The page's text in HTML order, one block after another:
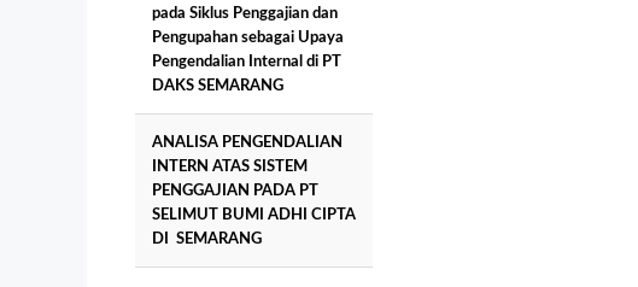
pada Siklus Penggajian dan
Pengupahan sebagai Upaya
Pengendalian Internal di PT
DAKS SEMARANG
ANALISA PENGENDALIAN
INTERN ATAS SISTEM
PENGGAJIAN PADA PT
SELIMUT BUMI ADHI CIPTA
DI SEMARANG